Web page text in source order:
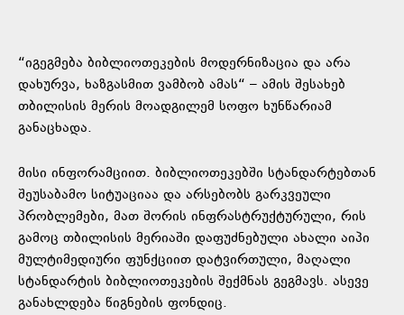
“იგეგმება ბიბლიოთეკების მოდერნიზაცია და არა
დახურვა, ხაზგასმით ვამბობ ამას“ – ამის შესახებ
თბილისის მერის მოადგილემ სოფო ხუნწარიამ
განაცხადა.
მისი ინფორამციით. ბიბლიოთეკებში სტანდარტებთან
შეუსაბამო სიტუაციაა და არსებობს გარკვეული
პრობლემები, მათ შორის ინფრასტრუქტურული, რის
გამოც თბილისის მერიაში დაფუძნებული ახალი აიპი
მულტიმედიური ფუნქციით დატვირთული, მაღალი
სტანდარტის ბიბლიოთეკების შექმნას გეგმავს. ასევე
განახლდება წიგნების ფონდიც.